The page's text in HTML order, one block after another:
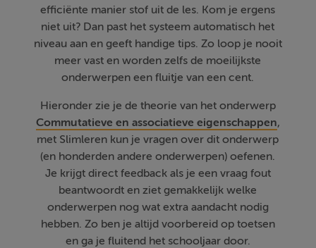
efficiënte manier stof uit de les. Kom je ergens
niet uit? Dan past het systeem automatisch het
niveau aan en geeft handige tips. Zo loop je nooit
meer vast en worden zelfs de moeilijkste
onderwerpen een fluitje van een cent.
Hieronder zie je de theorie van het onderwerp
Commutatieve en associatieve eigenschappen,
met Slimleren kun je vragen over dit onderwerp
(en honderden andere onderwerpen) oefenen.
Je krijgt direct feedback als je een vraag fout
beantwoordt en ziet gemakkelijk welke
onderwerpen nog wat extra aandacht nodig
hebben. Zo ben je altijd voorbereid op toetsen
en ga je fluitend het schooljaar door.